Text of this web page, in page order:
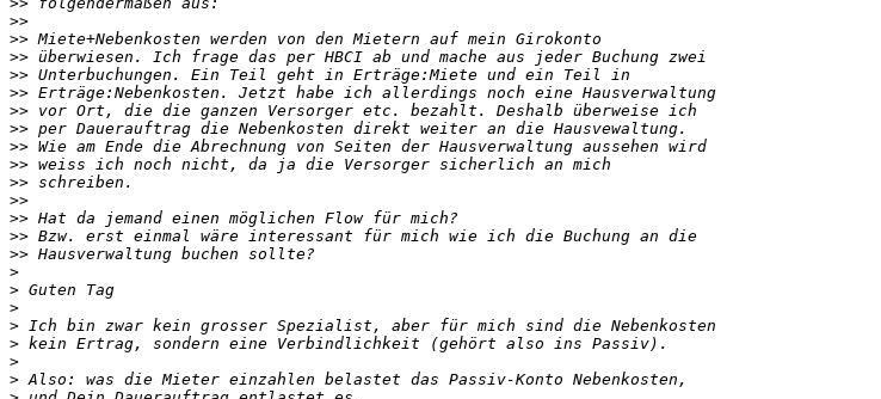
>>
>>
>>
>>
>>
>>
>>
>>
>>
>>
>>
>>
>>
>>
>
>
>
>
>
>
>